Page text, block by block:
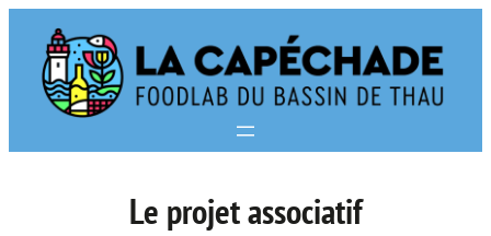
contenu
Le projet associatif